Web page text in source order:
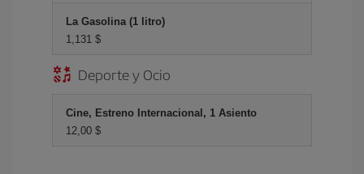
La Gasolina (1 litro)
1,131 $
Deporte y Ocio
Cine, Estreno Internacional, 1 Asiento
12,00 $